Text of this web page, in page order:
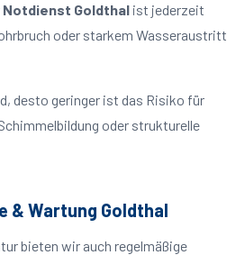
Goldthalist jederzeit
oder starkem Wasseraustritt
desto geringer ist das Risiko für
oder strukturelle
& Wartung Goldthal
bieten wir auch regelmäßige